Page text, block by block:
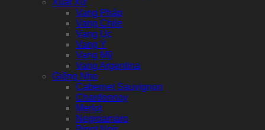
Vang Pháp
Vang Chile
Vang Úc
Vang Ý
Vang Mỹ
Vang Argentina
Giống Nho
Cabernet Sauvignon
Chardonnay
Merlot
Negroamaro